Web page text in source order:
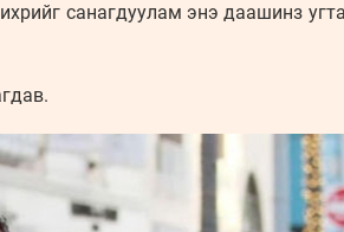
санагдуулам энэ даашинз